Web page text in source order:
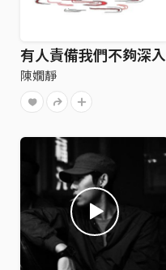
有人責備我們不夠深入
陳嫺靜